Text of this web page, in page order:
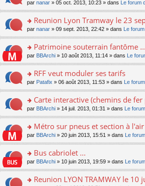
ré
c
e
nt
n
le
pl
u
ré
c
e
nt
g
e
n
n
le
pl
u
ré
c
e
nt
a
g
e
n
n
le
pl
u
ré
c
e
nt
er
le
m
e
a
g
e
n
n
le
pl
u
ré
c
e
nt
o
n
ult
er
le
m
e
a
g
e
n
n
le
pl
u
ré
c
e
nt
par nanar » 05 oct. 2013, 10:23 » dans Le forum
o
n
ult
er
le
m
e
a
g
e
n
n
le
pl
u
ré
Reunion Lyon Tramway le 23
par nanar » 09 sept. 2013, 22:42 » dans Le
o
n
ult
er
le
m
e
a
g
e
n
n
le
Patrimoine souterrain fantôme ...
par BBArchi » 10 août 2013, 11:14 » dans Le
o
n
ult
er
le
m
e
a
g
e
n
RFF veut moduler ses tarifs
par Patafix » 06 août 2013, 11:53 » dans Le
o
n
ult
er
le
m
e
a
Carte interactive (chemins de fer
par BBArchi » 14 juil. 2013, 01:31 » dans Le
o
n
ult
er
le
m
Métro sur pneus et section à
par BBArchi » 20 juin 2013, 15:51 » dans Le
o
n
ult
Bus cabriolet ...
par BBArchi » 10 juin 2013, 19:59 » dans Le
Reunion LYON TRAMWAY le 10